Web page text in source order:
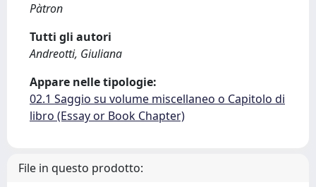
Pàtron
Tutti gli autori
Andreotti, Giuliana
Appare nelle tipologie:
02.1 Saggio su volume miscellaneo o Capitolo di
libro (Essay or Book Chapter)
File in questo prodotto: